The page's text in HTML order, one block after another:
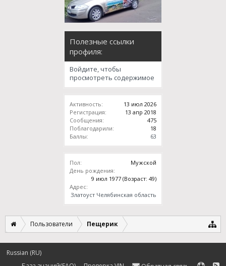
Полезные ссылки
профиля:
Войдите, чтобы
просмотреть содержимое
Активность:
13 июл 2026
Регистрация:
13 апр 2018
Сообщения:
475
Поблагодарили:
18
Баллы:
63
Пол:
Мужской
День рождения:
9 июл 1977 (Возраст: 49)
Адрес:
Златоуст Челябинская область
Пользователи Пещерик
Russian (RU)